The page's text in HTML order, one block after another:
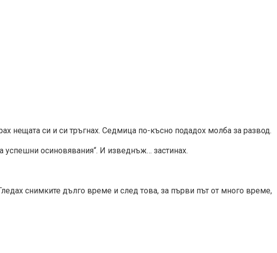
нещата си и си тръгнах. Седмица по-късно подадох молба за развод.
успешни осиновявания“. И изведнъж… застинах.
снимките дълго време и след това, за първи път от много време,